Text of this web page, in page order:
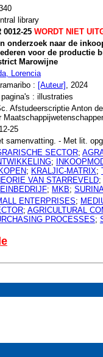
library
0012-25WORDT NIET
onderzoek naar de
voor de productie
Marowijne
Lorencia
: [Auteur] , 2024
: illustraties
Afstudeerscriptie Anton
25
samenvatting. - Met lit.
SECTOR;
;
; KRALJIC-MATRIX;
VAN STARREVELD;
; MKB;
ENTERPRISES;
; AGRICULTURAL
PROCESSES;